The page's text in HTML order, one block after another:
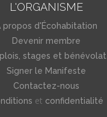
L'ORGANISME
propos d'Écohabitation
Devenir membre
stages et bénévolat
Signer le Manifeste
Contactez-nous
et confidentialité